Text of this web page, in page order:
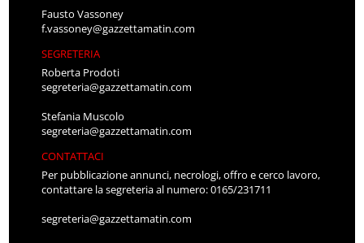
Fausto Vassoney
f.vassoney@gazzettamatin.com
SEGRETERIA
Roberta Prodoti
segreteria@gazzettamatin.com
Stefania Muscolo
segreteria@gazzettamatin.com
CONTATTACI
Per pubblicazione annunci, necrologi, offro e cerco lavoro,
contattare la segreteria al numero: 0165/231711
segreteria@gazzettamatin.com